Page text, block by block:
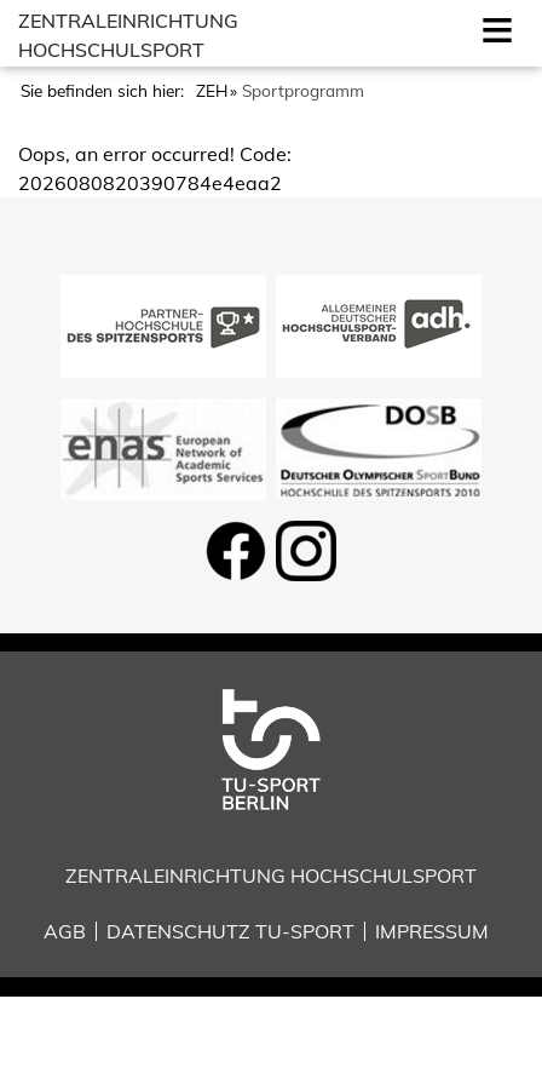
ZENTRALEINRICHTUNG
HOCHSCHULSPORT
Sie befinden sich hier: ZEH Sportprogramm
Oops, an error occurred! Code:
2026080820390784e4eaa2
ZENTRALEINRICHTUNG HOCHSCHULSPORT
AGB DATENSCHUTZ TU-SPORT IMPRESSUM